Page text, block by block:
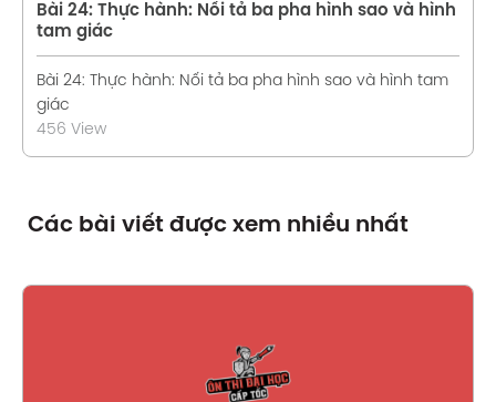
Bài 24: Thực hành: Nối tả ba pha hình sao và hình
tam giác
Bài 24: Thực hành: Nối tả ba pha hình sao và hình tam
giác
456 View
Các bài viết được xem nhiều nhất